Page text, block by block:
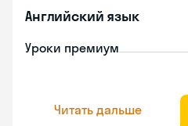
Английский язык
Уроки премиум
Читать дальше